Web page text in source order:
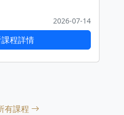
2026-07-14
程詳情
有課程